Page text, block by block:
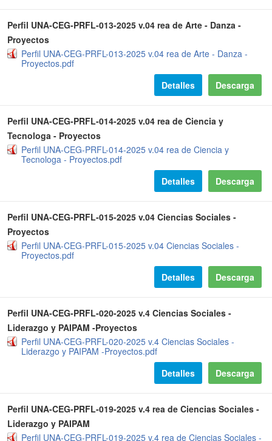
Perfil UNA-CEG-PRFL-013-2025 v.04 rea de Arte - Danza -
Proyectos
Perfil UNA-CEG-PRFL-013-2025 v.04 rea de Arte - Danza -
Proyectos.pdf
Descarga
Detalles
Perfil UNA-CEG-PRFL-014-2025 v.04 rea de Ciencia y
Tecnologa - Proyectos
Perfil UNA-CEG-PRFL-014-2025 v.04 rea de Ciencia y
Tecnologa - Proyectos.pdf
Descarga
Detalles
Perfil UNA-CEG-PRFL-015-2025 v.04 Ciencias Sociales -
Proyectos
Perfil UNA-CEG-PRFL-015-2025 v.04 Ciencias Sociales -
Proyectos.pdf
Descarga
Detalles
Perfil UNA-CEG-PRFL-020-2025 v.4 Ciencias Sociales -
Liderazgo y PAIPAM -Proyectos
Perfil UNA-CEG-PRFL-020-2025 v.4 Ciencias Sociales -
Liderazgo y PAIPAM -Proyectos.pdf
Descarga
Detalles
Perfil UNA-CEG-PRFL-019-2025 v.4 rea de Ciencias Sociales -
Liderazgo y PAIPAM
Perfil UNA-CEG-PRFL-019-2025 v.4 rea de Ciencias Sociales -